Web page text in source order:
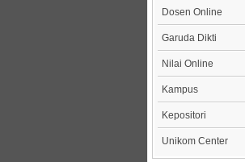
Dosen Online
Garuda Dikti
Nilai Online
Kampus
Kepositori
Unikom Center